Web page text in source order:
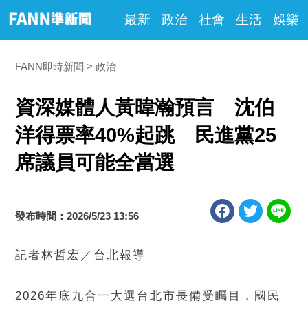
最新 政治 社會 生活 娛樂
FANN即時新聞 政治
資深媒體人黃暐瀚預言 沈伯
洋得票率40%起跳 民進黨25
席議員可能全當選
發布時間：2026/5/23 13:56
記者林哲宏／台北報導
2026年底九合一大選台北市長備受矚目，國民